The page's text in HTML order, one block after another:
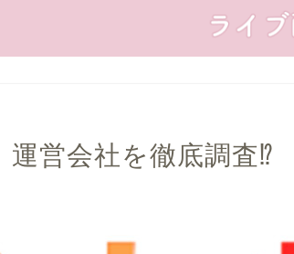
運営会社を徹底調査⁉